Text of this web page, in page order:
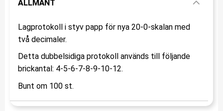
ALLMÄNT
Lagprotokoll i styv papp för nya 20-0-skalan med
två decimaler.
Detta dubbelsidiga protokoll används till följande
brickantal: 4-5-6-7-8-9-10-12.
Bunt om 100 st.